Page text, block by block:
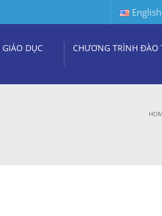
English
DỤC CHƯƠNG TRÌNH ĐÀO